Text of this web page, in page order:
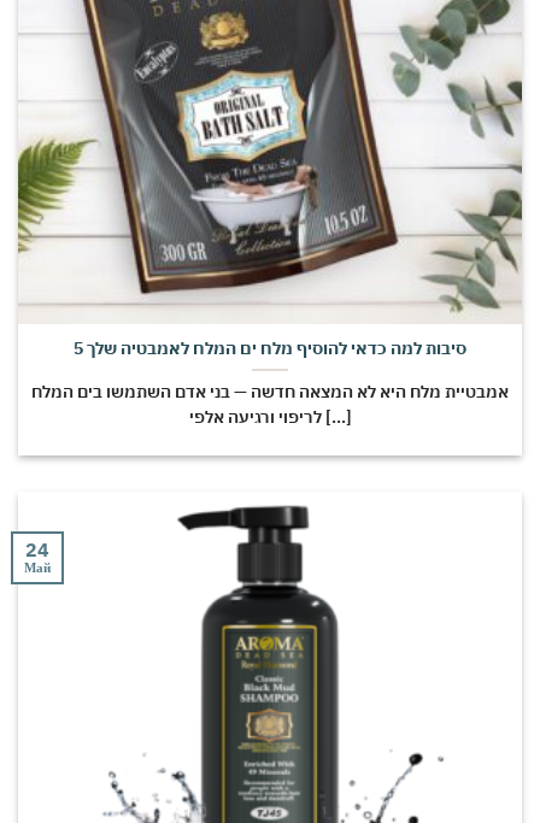
5 סיבות למה כדאי להוסיף מלח ים המלח לאמבטיה שלך
אמבטיית מלח היא לא המצאה חדשה — בני אדם השתמשו בים המלח
לריפוי ורגיעה אלפי [...]
24
Май